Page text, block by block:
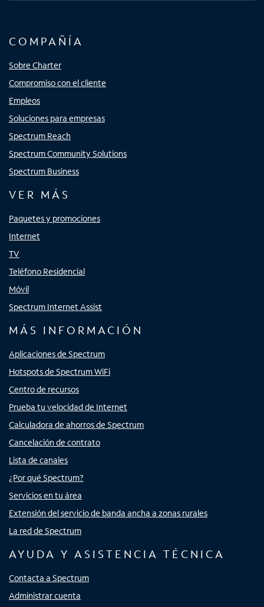
COMPAÑÍA
Sobre Charter
Compromiso con el cliente
Empleos
Soluciones para empresas
Spectrum Reach
Spectrum Community Solutions
Spectrum Business
VER MÁS
Paquetes y promociones
Internet
TV
Teléfono Residencial
Móvil
Spectrum Internet Assist
MÁS INFORMACIÓN
Aplicaciones de Spectrum
Hotspots de Spectrum WiFi
Centro de recursos
Prueba tu velocidad de Internet
Calculadora de ahorros de Spectrum
Cancelación de contrato
Lista de canales
¿Por qué Spectrum?
Servicios en tu área
Extensión del servicio de banda ancha a zonas rurales
La red de Spectrum
AYUDA Y ASISTENCIA TÉCNICA
Contacta a Spectrum
Administrar cuenta